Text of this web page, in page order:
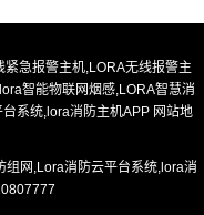
急报警主机,LORA无线报警主
智能物联网烟感,LORA智慧消
系统,lora消防主机APP 网站地
网,Lora消防云平台系统,lora消